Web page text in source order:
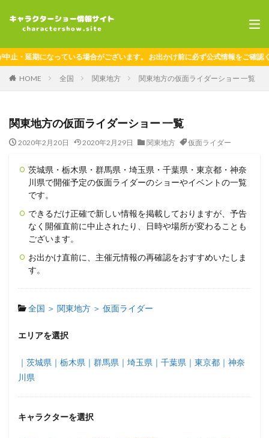
になっている場合がございます。 お出かけ前に必ず公式情報をご確認くださ
HOME 全国 関東地方 関東地方の仮面ライダーショー 一覧
関東地方の仮面ライダーショー 一覧
2020年2月20日 2020年2月29日 関東地方 仮面ライダー
茨城県・栃木県・群馬県・埼玉県・千葉県・東京都・神奈
川県で開催予定の仮面ライダーのショーやイベントの一覧
です。
できるだけ正確で新しい情報を掲載しておりますが、予告
なく開催直前に中止されたり、日時や場所が変わることも
ございます。
お出かけ直前に、主催元情報の再確認をおすすめいたしま
す。
全国 ＞ 関東地方 ＞ 仮面ライダー
エリアを選択
｜茨城県 ｜栃木県 ｜群馬県 ｜埼玉県 ｜千葉県 ｜東京都 ｜神奈
川県
キャラクターを選択